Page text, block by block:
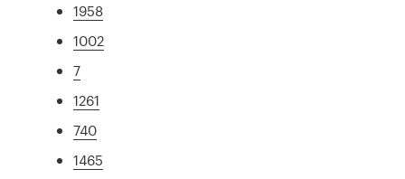
1958
1002
7
1261
740
1465